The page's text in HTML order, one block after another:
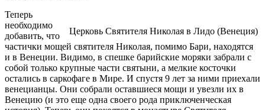
Церковь Святителя Николая в Лидо (Венеция)
Теперь
необходимо
добавить, что
частички мощей святителя Николая, помимо Бари, находятся
и в Венеции. Видимо, в спешке барийские моряки забрали с
собой только крупные части святыни, а мелкие косточки
остались в саркофаге в Мире. И спустя 9 лет за ними приехали
венецианцы. Они собрали оставшиеся мощи и увезли их в
Венецию (и это еще одна своего рода приключенческая